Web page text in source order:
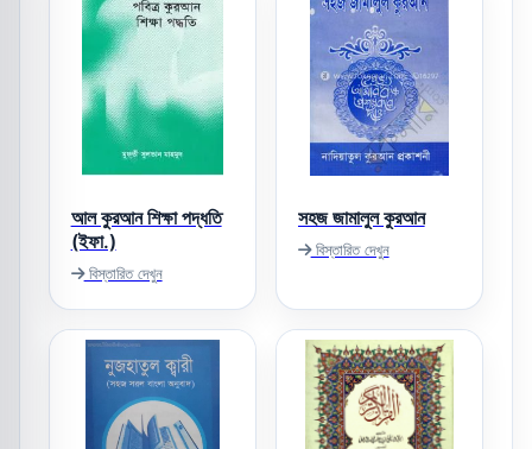
আল কুরআন শিক্ষা পদ্ধতি
(ইফা.)
বিস্তারিত দেখুন
সহজ জামালুল কুরআন
বিস্তারিত দেখুন